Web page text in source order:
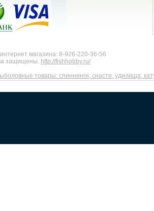
магазина: 8-926-220-36-56
защищены. http://fishhobby.ru/